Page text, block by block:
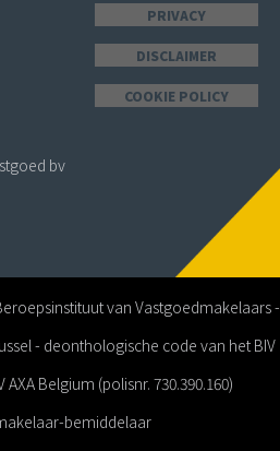
PRIVACY
DISCLAIMER
COOKIE POLICY
bv
van Vastgoedmakelaars -
- deonthologische code van het BIV
Belgium (polisnr. 730.390.160)
bemiddelaar